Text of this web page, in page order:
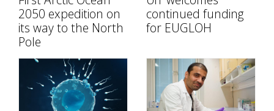
2050 expedition on
its way to the North
Pole
continued funding
for EUGLOH